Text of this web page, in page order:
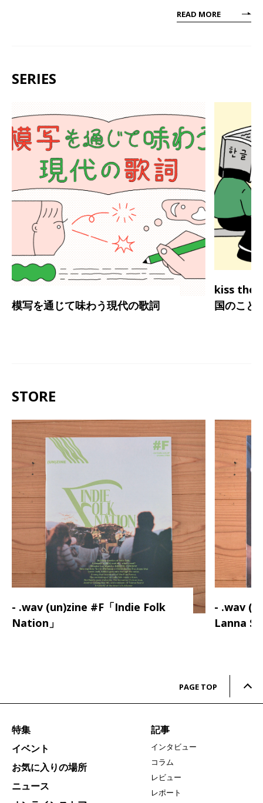
READ MORE
SERIES
模写を通じて味わう現代の歌詞
kiss the
国のこと
STORE
- .wav (un)zine #F「Indie Folk
Nation」
- .wav
Lanna
PAGE TOP
特集
イベント
お気に入りの場所
ニュース
記事
インタビュー
コラム
レビュー
レポート